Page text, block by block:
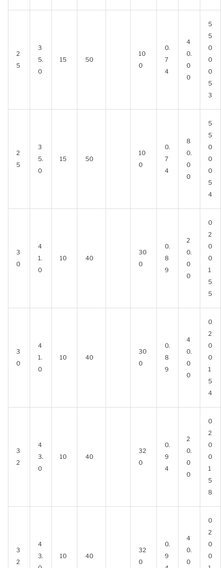
2
5
3
5.
0
15 50
10
0
0.
7
4
4
0.
0
0
5
5
0
0
0
5
3
2
5
3
5.
0
15 50
10
0
0.
7
4
8
0.
0
0
5
5
0
0
0
5
4
3
0
4
1.
0
10 40
30
0
0.
8
9
2
0.
0
0
0
2
0
0
1
5
5
3
0
4
1.
0
10 40
30
0
0.
8
9
4
0.
0
0
0
2
0
0
1
5
4
3
2
4
3.
0
10 40
32
0
0.
9
4
2
0.
0
0
0
2
0
0
1
5
8
3
2
4
3.
10 40
32
0
0.
9
4
0.
0
0
2
0
0